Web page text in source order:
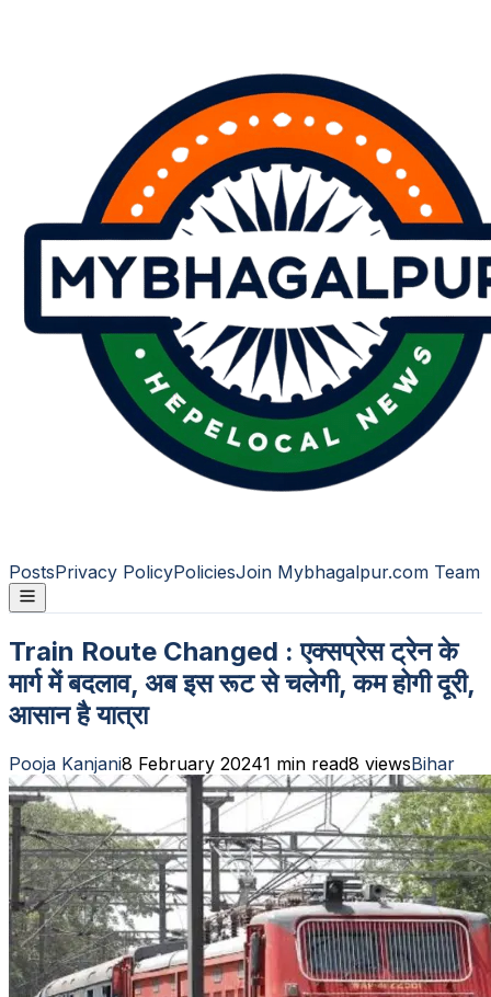
PostsPrivacy PolicyPoliciesJoin Mybhagalpur.com Team
Train Route Changed : एक्सप्रेस ट्रेन के
मार्ग में बदलाव, अब इस रूट से चलेगी, कम होगी दूरी,
आसान है यात्रा
Pooja Kanjani8 February 20241 min read8 viewsBihar